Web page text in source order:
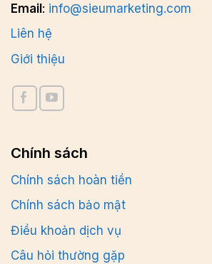
Email: info@sieumarketing.com
Liên hệ
Giới thiệu
Chính sách
Chính sách hoàn tiền
Chính sách bảo mật
Điều khoản dịch vụ
Câu hỏi thường gặp